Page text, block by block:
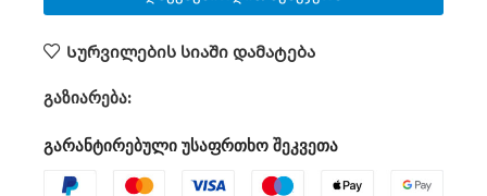
Სურვილების სიაში დამატება
გაზიარება:
გარანტირებული უსაფრთხო შეკვეთა